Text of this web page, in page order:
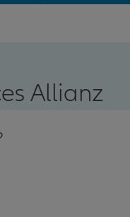
Allianz